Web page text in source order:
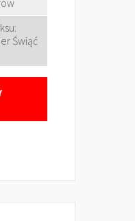
Świąć